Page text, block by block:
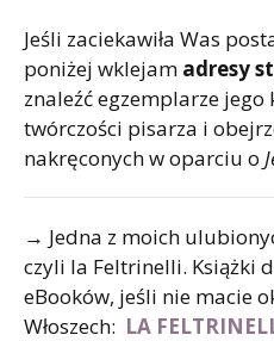
Jeśli zaciekawiła Was
poniżej wklejam adresy
znaleźć egzemplarze jego
twórczości pisarza i
nakręconych w oparciu o
→ Jedna z moich
czyli la Feltrinelli. Książki
eBooków, jeśli nie macie
Włoszech: LA